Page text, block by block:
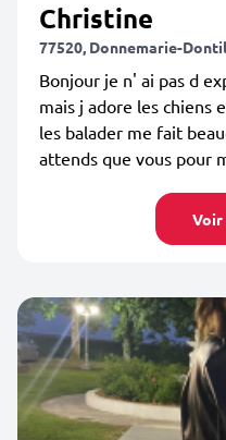
Christine
77520, Donnemarie-
Bonjour je n' ai pas d
mais j adore les chiens
les balader me fait
attends que vous pour
Voir